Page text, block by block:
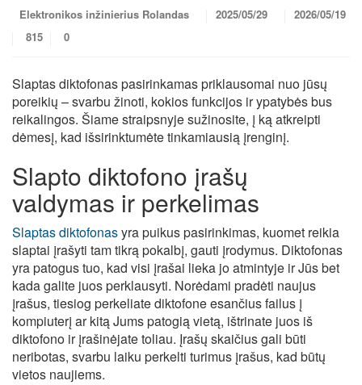
Elektronikos inžinierius Rolandas 2025/05/29
2026/05/19
815
0
Slaptas diktofonas pasirinkamas priklausomai nuo jūsų
poreikių – svarbu žinoti, kokios funkcijos ir ypatybės bus
reikalingos. Šiame straipsnyje sužinosite, į ką atkreipti
dėmesį, kad išsirinktumėte tinkamiausią įrenginį.
Slapto diktofono įrašų
valdymas ir perkelimas
Slaptas diktofonasyra puikus pasirinkimas, kuomet reikia
slaptai įrašyti tam tikrą pokalbį, gauti įrodymus. Diktofonas
yra patogus tuo, kad visi įrašai lieka jo atmintyje ir Jūs bet
kada galite juos perklausyti. Norėdami pradėti naujus
įrašus, tiesiog perkeliate diktofone esančius failus į
kompiuterį ar kitą Jums patogią vietą, ištrinate juos iš
diktofono ir įrašinėjate toliau. Įrašų skaičius gali būti
neribotas, svarbu laiku perkelti turimus įrašus, kad būtų
vietos naujiems.